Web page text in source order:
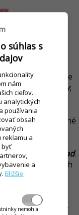
listov
iKelp POS Mobile
História dokladov,
sa budú vybrané
sa jedná o
Pridať doklad.
listov vystavených
ktoré nemajú
zatiaľ
dodacie listy
súhlas s
nám
cieľov.
analytických
používania
obsah
reklamu a
byť
a
Bližšie
nemohla